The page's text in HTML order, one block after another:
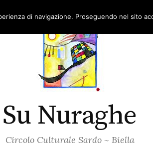
Su Nuraghe
Circolo Culturale Sardo ~ Biella
di navigazione. Proseguendo nel sito